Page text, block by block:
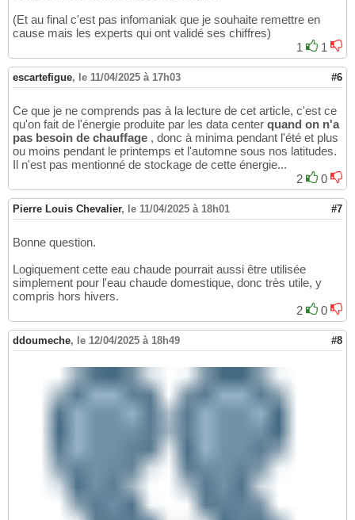
(Et au final c'est pas infomaniak que je souhaite remettre en
cause mais les experts qui ont validé ses chiffres)
1
1
escartefigue, le 11/04/2025 à 17h03 #6
Ce que je ne comprends pas à la lecture de cet article, c'est ce
qu'on fait de l'énergie produite par les data center quand on n'a
pas besoin de chauffage , donc à minima pendant l'été et plus
ou moins pendant le printemps et l'automne sous nos latitudes.
Il n'est pas mentionné de stockage de cette énergie...
2
0
Pierre Louis Chevalier, le 11/04/2025 à 18h01 #7
Bonne question.
Logiquement cette eau chaude pourrait aussi être utilisée
simplement pour l'eau chaude domestique, donc très utile, y
compris hors hivers.
2
0
ddoumeche, le 12/04/2025 à 18h49 #8